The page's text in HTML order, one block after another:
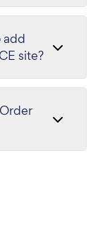
add
site?